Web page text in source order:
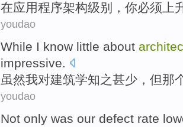
在应用程序架构级别 ， 你必须 上
youdao
While I know little about
impressive.
虽然我对建筑学知之甚少 ，但那
youdao
Not only was our defect rate